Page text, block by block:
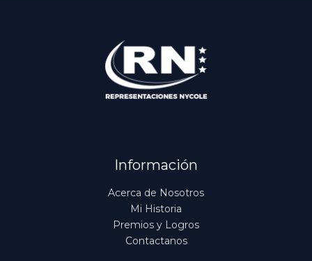
Información
Acerca de Nosotros
Mi Historia
Premios y Logros
Contactanos